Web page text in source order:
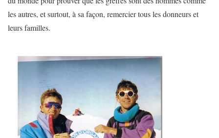
les autres, et surtout, à sa façon, remercier tous les donneurs et
leurs familles.